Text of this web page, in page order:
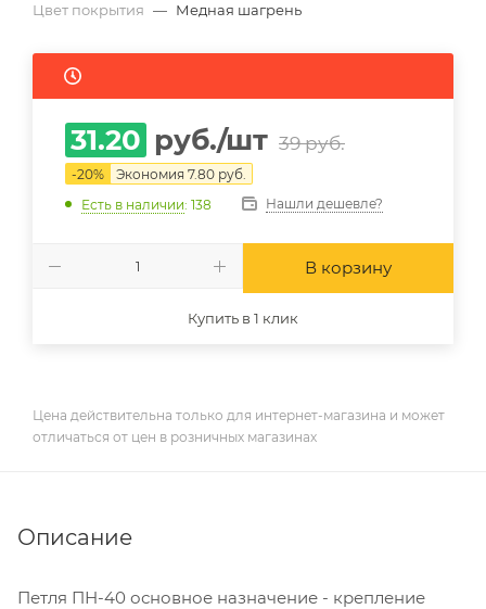
Цвет покрытия — Медная шагрень
31.20 руб./шт 39руб.
-20% Экономия 7.80 руб.
Есть в наличии: 138 Нашли дешевле?
В корзину
Купить в 1 клик
Цена действительна только для интернет-магазина и может
отличаться от цен в розничных магазинах
Описание
Петля ПН-40 основное назначение - крепление